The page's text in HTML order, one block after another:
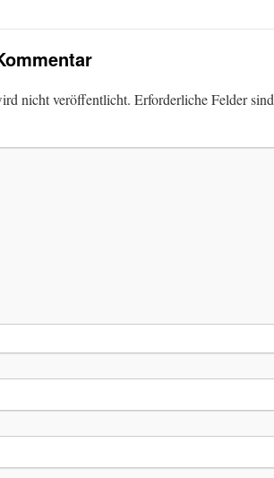
nicht veröffentlicht. Erforderliche Felder